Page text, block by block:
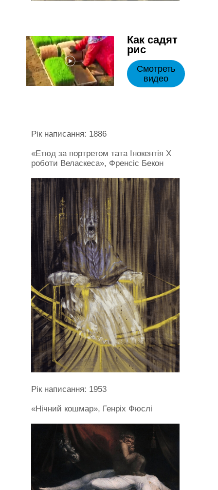
Как садят
рис
Смотреть
видео
Рік написання: 1886
«Етюд за портретом тата Інокентія X
роботи Веласкеса», Френсіс Бекон
Рік написання: 1953
«Нічний кошмар», Генріх Фюслі